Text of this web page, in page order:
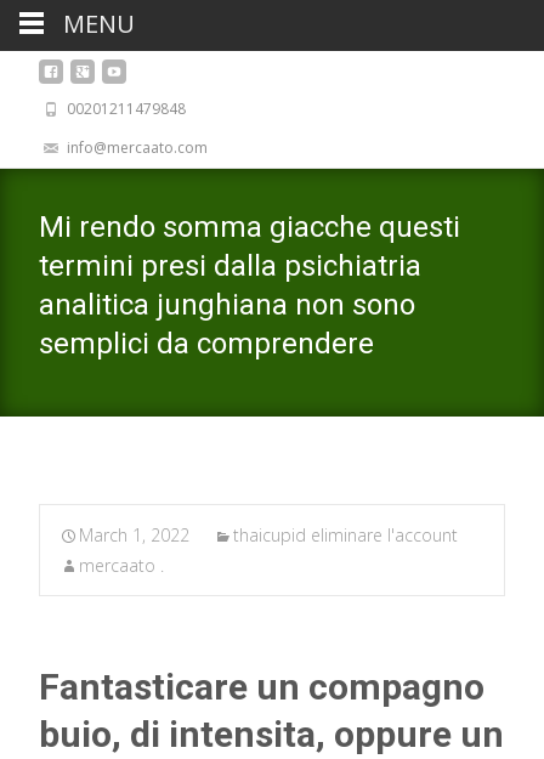
00201211479848
info@mercaato.com
Mi rendo somma giacche questi
termini presi dalla psichiatria
analitica junghiana non sono
semplici da comprendere
March 1, 2022
thaicupid eliminare l'account
mercaato .
Fantasticare un compagno
buio, di intensita, oppure un
MENU